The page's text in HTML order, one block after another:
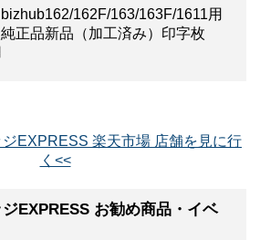
162F/163/163F/1611用
正品新品（加工済み）印字枚
EXPRESS 楽天市場 店舗を見に行
く<<
ジEXPRESS お勧め商品・イベ